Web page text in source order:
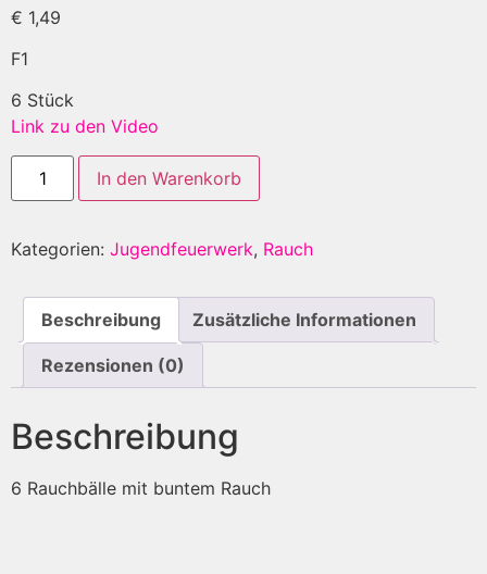
€ 1,49
F1
6 Stück
Link zu den Video
In den Warenkorb
Kategorien: Jugendfeuerwerk, Rauch
Beschreibung Zusätzliche Informationen
Rezensionen (0)
Beschreibung
6 Rauchbälle mit buntem Rauch